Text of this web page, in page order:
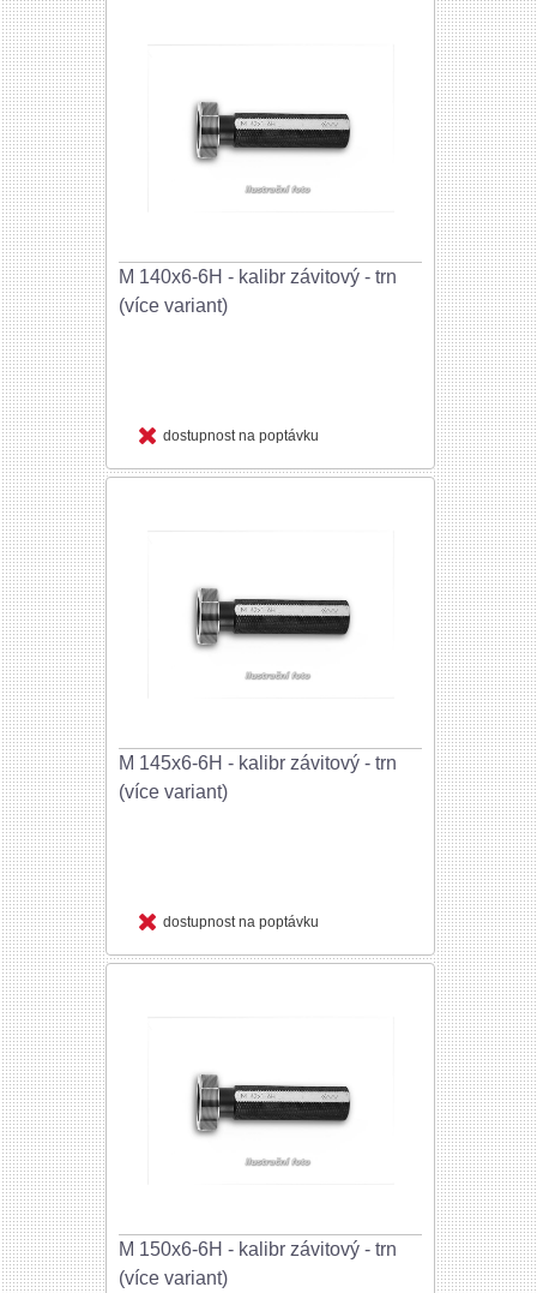
M 140x6-6H - kalibr závitový - trn
(více variant)
dostupnost na poptávku
M 145x6-6H - kalibr závitový - trn
(více variant)
dostupnost na poptávku
M 150x6-6H - kalibr závitový - trn
(více variant)